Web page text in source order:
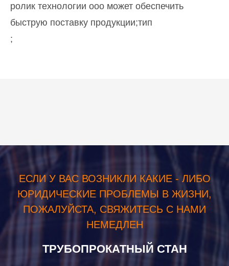
ролик технологии ооо может обеспечить
быструю поставку продукции;тип
;
ЕСЛИ У ВАС ВОЗНИКЛИ КАКИЕ - ЛИБО
ЮРИДИЧЕСКИЕ ПРОБЛЕМЫ В ЖИЗНИ,
ПОЖАЛУЙСТА, СВЯЖИТЕСЬ С НАМИ
НЕМЕДЛЕН
ТРУБОПРОКАТНЫЙ СТАН